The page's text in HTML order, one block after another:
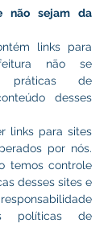
sejam da
links para
não se
práticas de
desses
links para sites
por nós.
temos controle
desses sites e
políticas de